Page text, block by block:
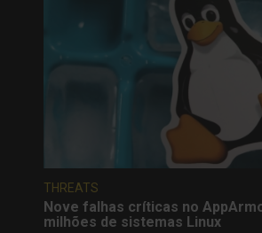
THREATS
Nove falhas críticas no
milhões de sistemas Linux